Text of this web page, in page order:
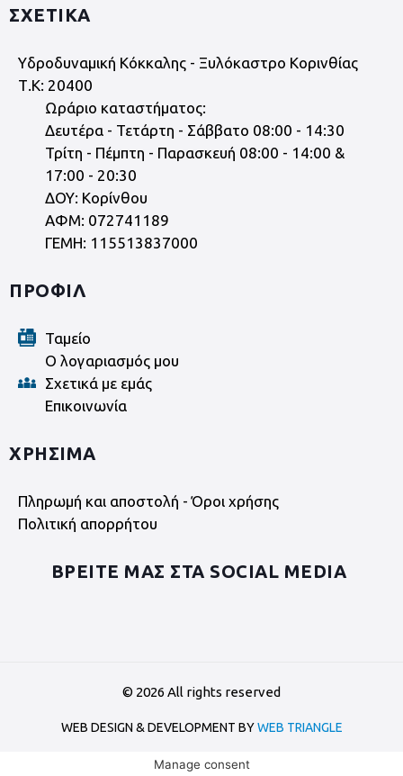
ΣΧΕΤΙΚΑ
Υδροδυναμική Κόκκαλης - Ξυλόκαστρο Κορινθίας
Τ.Κ: 20400
Ωράριο καταστήματος:
Δευτέρα - Τετάρτη - Σάββατο 08:00 - 14:30
Τρίτη - Πέμπτη - Παρασκευή 08:00 - 14:00 &
17:00 - 20:30
ΔΟΥ: Κορίνθου
ΑΦΜ: 072741189
ΓΕΜΗ: 115513837000
ΠΡΟΦΙΛ
Ταμείο
Ο λογαριασμός μου
Σχετικά με εμάς
Επικοινωνία
ΧΡΗΣΙΜΑ
Πληρωμή και αποστολή - Όροι χρήσης
Πολιτική απορρήτου
ΒΡΕΙΤΕ ΜΑΣ ΣΤΑ SOCIAL MEDIA
© 2026 All rights reserved
WEB DESIGN & DEVELOPMENT BYWEB TRIANGLE
Manage consent